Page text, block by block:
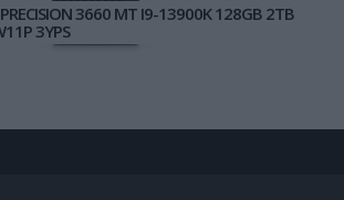
3660 MT I9-13900K 128GB 2TB
3YPS